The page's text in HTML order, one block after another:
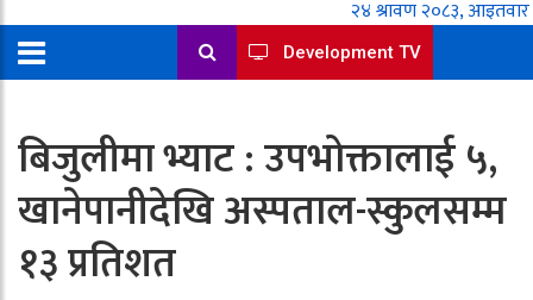
Development TV
बिजुलीमा भ्याट : उपभोक्तालाई ५,
खानेपानीदेखि अस्पताल-स्कुलसम्म
१३ प्रतिशत